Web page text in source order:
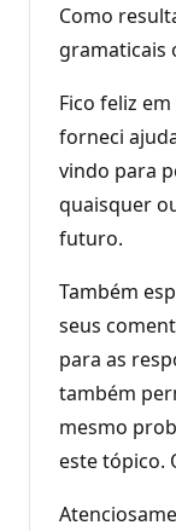
Como
gramaticais
Fico feliz
forneci
vindo para
quaisquer
futuro.
Também
seus
para as
também
mesmo
este tópico.